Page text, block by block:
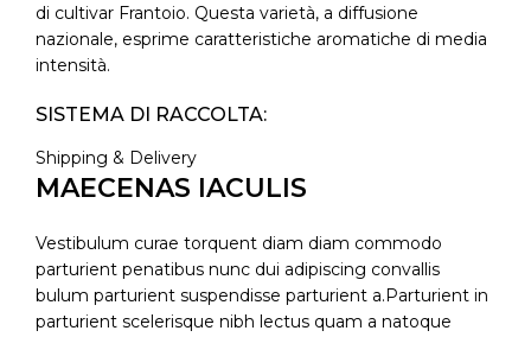
di cultivar Frantoio. Questa varietà, a diffusione
nazionale, esprime caratteristiche aromatiche di media
intensità.
SISTEMA DI RACCOLTA:
Meccanico / brucatura a mano
Estrazione a freddo mediante ciclo continuo.
CARATTERISTICHE:
Shipping & Delivery
MAECENAS IACULIS
Vestibulum curae torquent diam diam commodo
parturient penatibus nunc dui adipiscing convallis
bulum parturient suspendisse parturient a.Parturient in
parturient scelerisque nibh lectus quam a natoque